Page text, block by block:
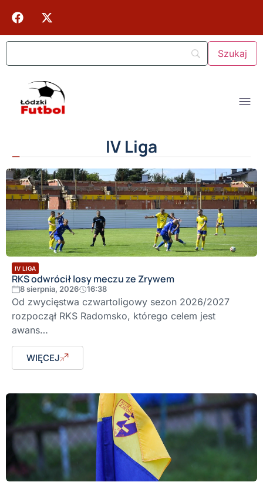
IV Liga
IV LIGA
RKS odwrócił losy meczu ze Zrywem
8 sierpnia, 2026 16:38
Od zwycięstwa czwartoligowy sezon 2026/2027
rozpoczął RKS Radomsko, którego celem jest
awans…
WIĘCEJ